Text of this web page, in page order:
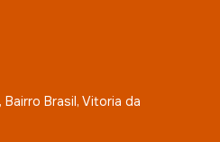
Brasil, Vitoria da